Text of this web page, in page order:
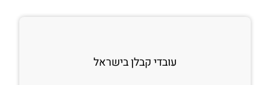
עובדי קבלן בישראל